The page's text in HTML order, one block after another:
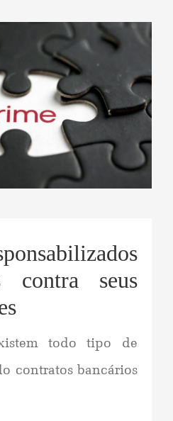
contra seus
todo tipo de
contratos bancários